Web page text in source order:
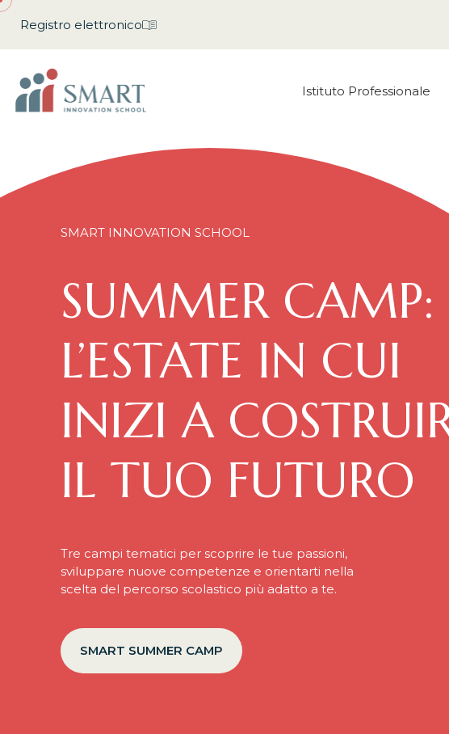
Registro elettronico
Istituto Professionale
SMART INNOVATION SCHOOL
SUMMER CAMP:
L’ESTATE IN CUI
INIZI A
IL TUO FUTURO
Tre campi tematici per scoprire le tue passioni,
sviluppare nuove competenze e orientarti nella
scelta del percorso scolastico più adatto a te.
SMART SUMMER CAMP